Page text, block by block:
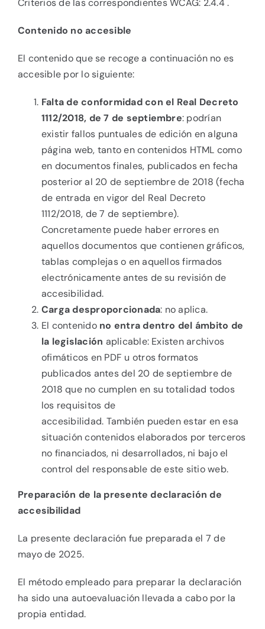
Criterios de las correspondientes WCAG: 2.4.4 .
Contenido no accesible
El contenido que se recoge a continuación no es
accesible por lo siguiente:
Falta de conformidad con el Real Decreto
1112/2018, de 7 de septiembre: podrían
existir fallos puntuales de edición en alguna
página web, tanto en contenidos HTML como
en documentos finales, publicados en fecha
posterior al 20 de septiembre de 2018 (fecha
de entrada en vigor del Real Decreto
1112/2018, de 7 de septiembre).
Concretamente puede haber errores en
aquellos documentos que contienen gráficos,
tablas complejas o en aquellos firmados
electrónicamente antes de su revisión de
accesibilidad.
Carga desproporcionada: no aplica.
El contenido no entra dentro del ámbito de
la legislación aplicable: Existen archivos
ofimáticos en PDF u otros formatos
publicados antes del 20 de septiembre de
2018 que no cumplen en su totalidad todos
los requisitos de
accesibilidad. También pueden estar en esa
situación contenidos elaborados por terceros
no financiados, ni desarrollados, ni bajo el
control del responsable de este sitio web.
Preparación de la presente declaración de
accesibilidad
La presente declaración fue preparada el 7 de
mayo de 2025.
El método empleado para preparar la declaración
ha sido una autoevaluación llevada a cabo por la
propia entidad.